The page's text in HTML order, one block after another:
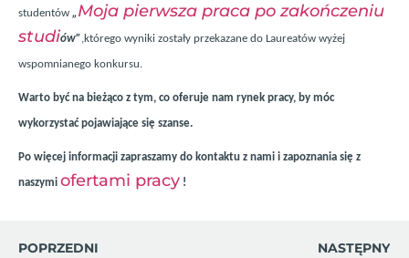
studentów „Moja pierwsza praca po zakończeniu
studiów” ,którego wyniki zostały przekazane do Laureatów wyżej
wspomnianego konkursu.
Warto być na bieżąco z tym, co oferuje nam rynek pracy, by móc
wykorzystać pojawiające się szanse.
Po więcej informacji zapraszamy do kontaktu z nami i zapoznania się z
naszymi ofertami pracy !
POPRZEDNI NASTĘPNY